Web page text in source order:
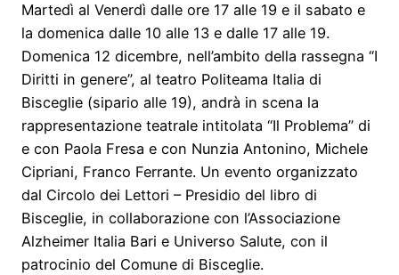
Martedì al Venerdì dalle ore 17 alle 19 e il sabato e
la domenica dalle 10 alle 13 e dalle 17 alle 19.
Domenica 12 dicembre, nell’ambito della rassegna “I
Diritti in genere”, al teatro Politeama Italia di
Bisceglie (sipario alle 19), andrà in scena la
rappresentazione teatrale intitolata “Il Problema” di
e con Paola Fresa e con Nunzia Antonino, Michele
Cipriani, Franco Ferrante. Un evento organizzato
dal Circolo dei Lettori – Presidio del libro di
Bisceglie, in collaborazione con l’Associazione
Alzheimer Italia Bari e Universo Salute, con il
patrocinio del Comune di Bisceglie.